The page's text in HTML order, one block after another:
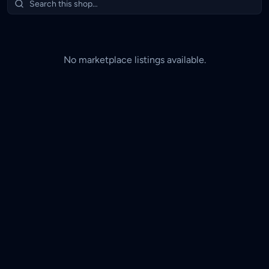
TCG Store.
No marketplace listings available.